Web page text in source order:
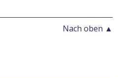
Nach oben ▲